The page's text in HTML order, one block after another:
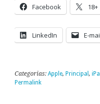
Facebook 18+
LinkedIn E-
Categorias: Apple, Principal ,
Permalink